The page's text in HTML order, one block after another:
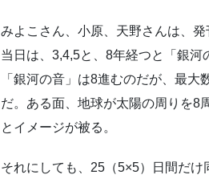
みよこさん、小原、天野さんは、
当日は、3,4,5と、8年経つと「銀
「銀河の音」は8進むのだが、最
だ。ある面、地球が太陽の周りを8
とイメージが被る。
それにしても、25（5×5）日間だ